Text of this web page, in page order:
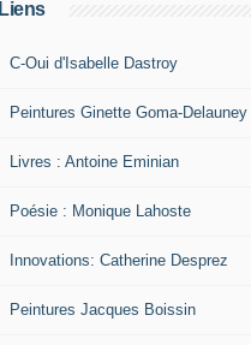
Liens
C-Oui d'Isabelle Dastroy
Peintures Ginette Goma-Delauney
Livres : Antoine Eminian
Poésie : Monique Lahoste
Innovations: Catherine Desprez
Peintures Jacques Boissin